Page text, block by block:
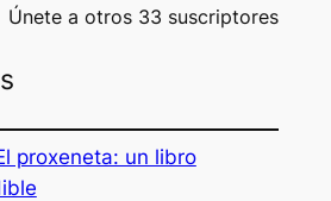
Únete a otros 33 suscriptores
proxeneta: un libro